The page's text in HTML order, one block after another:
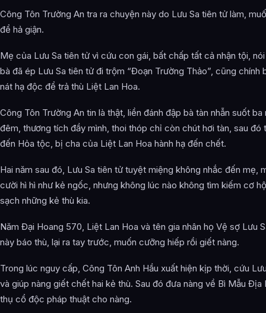
Công Tôn Trường An tra ra chuyện này do Lưu Sa tiên tử làm,
để hả giận.
Mẹ của Lưu Sa tiên tử vì cứu con gái, bất chấp tất cả nhận tội,
bà đã ép Lưu Sa tiên tử đi trộm “Đoạn Trường Thảo”, cũng chính
nát hạ độc để trả thù Liệt Lan Hoa.
Công Tôn Trường An tin là thật, liền đánh đập bà tàn nhẫn suốt ba
đêm, thương tích đầy mình, thoi thóp chỉ còn chút hơi tàn, sau đó
đến Hỏa tộc, bị cha của Liệt Lan Hoa hành hạ đến chết.
Hai năm sau đó, Lưu Sa tiên tử tuyệt miệng không nhắc đến mẹ,
cười hì hì như kẻ ngốc, nhưng không lúc nào không tìm kiếm cơ
sạch những kẻ thù kia.
Năm Đại Hoang 570, Liệt Lan Hoa và tên gia nhân họ Vệ sợ Lưu
này báo thù, lại ra tay trước, muốn cưỡng hiếp rồi giết nàng.
Trong lúc nguy cấp, Công Tôn Anh Hầu xuất hiện kịp thời, cứu
và giúp nàng giết chết hai kẻ thù. Sau đó đưa nàng về Bì Mẫu Địa
thụ cổ độc pháp thuật cho nàng.